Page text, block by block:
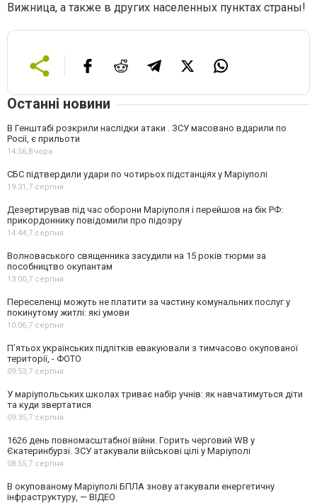
Вижница, а также в других населенных пунктах страны!
Останні новини
В Генштабі розкрили наслідки атаки . ЗСУ масовано вдарили по
Росії, є прильоти
14:56,Вчора
СБС підтвердили удари по чотирьох підстанціях у Маріуполі
19:31,7 серпня
Дезертирував під час оборони Маріуполя і перейшов на бік РФ:
прикордоннику повідомили про підозру
14:44,7 серпня
Волноваського священника засудили на 15 років тюрми за
пособництво окупантам
13:00,7 серпня
Переселенці можуть не платити за частину комунальних послуг у
покинутому житлі: які умови
10:06,7 серпня
П’ятьох українських підлітків евакуювали з тимчасово окупованої
території, - ФОТО
09:53,7 серпня
У маріупольських школах триває набір учнів: як навчатимуться діти
та куди звертатися
09:35,7 серпня
1626 день повномасштабної війни. Горить черговий WB у
Єкатеринбурзі. ЗСУ атакували військові цілі у Маріуполі
08:55,7 серпня
В окупованому Маріуполі БПЛА знову атакували енергетичну
інфраструктуру, — ВІДЕО